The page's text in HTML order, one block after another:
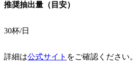
推奨抽出量（目安）
30杯/日
詳細は公式サイト をご確認ください。